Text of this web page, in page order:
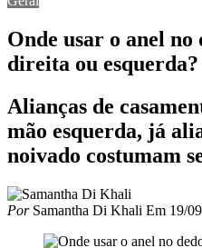
Onde usar o anel no
direita ou esquerda?
Alianças de
mão esquerda, já
noivado costumam
PorSamantha Di Khali Em 19/